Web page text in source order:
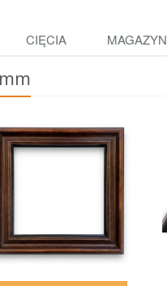
CIĘCIA MAGAZYN